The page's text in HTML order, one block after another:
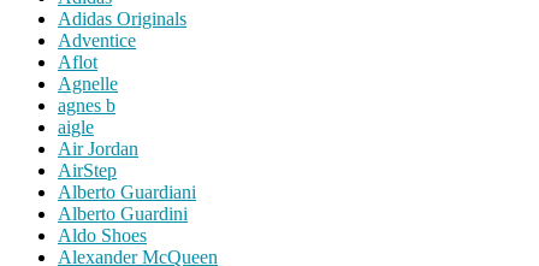
Adidas Originals
Adventice
Aflot
Agnelle
agnes b
aigle
Air Jordan
AirStep
Alberto Guardiani
Alberto Guardini
Aldo Shoes
Alexander McQueen